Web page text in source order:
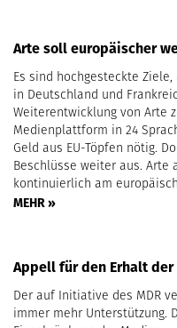
Arte soll europäischer
Es sind hochgesteckte
in Deutschland und
Weiterentwicklung von Arte
Medienplattform in 24
Geld aus EU-Töpfen nötig.
Beschlüsse weiter aus. Arte
kontinuierlich am
MEHR »
Appell für den Erhalt
Der auf Initiative des MDR
immer mehr Unterstützung.